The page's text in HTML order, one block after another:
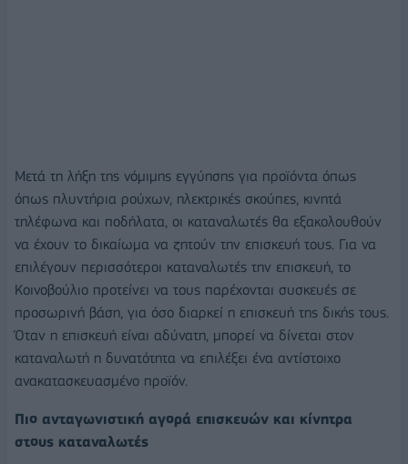
Μετά τη λήξη της νόμιμης εγγύησης για προϊόντα όπως
όπως πλυντήρια ρούχων, ηλεκτρικές σκούπες, κινητά
τηλέφωνα και ποδήλατα, οι καταναλωτές θα εξακολουθούν
να έχουν το δικαίωμα να ζητούν την επισκευή τους. Για να
επιλέγουν περισσότεροι καταναλωτές την επισκευή, το
Κοινοβούλιο προτείνει να τους παρέχονται συσκευές σε
προσωρινή βάση, για όσο διαρκεί η επισκευή της δικής τους.
Όταν η επισκευή είναι αδύνατη, μπορεί να δίνεται στον
καταναλωτή η δυνατότητα να επιλέξει ένα αντίστοιχο
ανακατασκευασμένο προϊόν.
Πιο ανταγωνιστική αγορά επισκευών και κίνητρα
στους καταναλωτές